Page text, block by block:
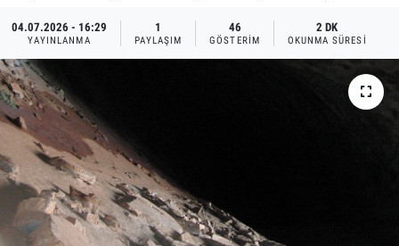
04.07.2026 - 16:29
YAYINLANMA
1
PAYLAŞIM
46
GÖSTERIM
2 DK
OKUNMA SÜRESI